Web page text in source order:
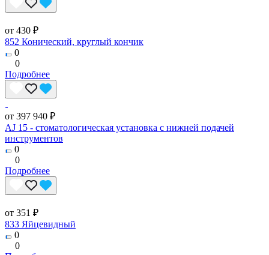
от 430 ₽
852 Конический, круглый кончик
0
0
Подробнее
от 397 940 ₽
AJ 15 - стоматологическая установка с нижней подачей
инструментов
0
0
Подробнее
от 351 ₽
833 Яйцевидный
0
0